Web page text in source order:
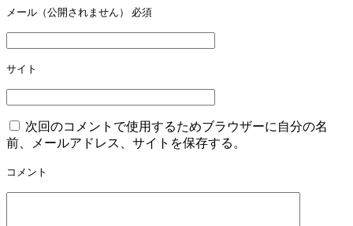
ョ
ン
メール（公開されません） 必須
サイト
次回のコメントで使用するためブラウザーに自分の名
前、メールアドレス、サイトを保存する。
コメント